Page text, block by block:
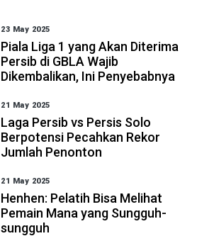
23 May 2025
Piala Liga 1 yang Akan Diterima
Persib di GBLA Wajib
Dikembalikan, Ini Penyebabnya
21 May 2025
Laga Persib vs Persis Solo
Berpotensi Pecahkan Rekor
Jumlah Penonton
21 May 2025
Henhen: Pelatih Bisa Melihat
Pemain Mana yang Sungguh-
sungguh